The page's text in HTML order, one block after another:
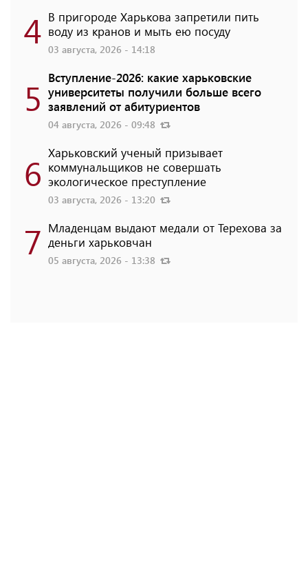
4 В пригороде Харькова запретили пить
воду из кранов и мыть ею посуду
03 августа, 2026 - 14:18
5 Вступление-2026: какие харьковские
университеты получили больше всего
заявлений от абитуриентов
04 августа, 2026 - 09:48
6 Харьковский ученый призывает
коммунальщиков не совершать
экологическое преступление
03 августа, 2026 - 13:20
7 Младенцам выдают медали от Терехова за
деньги харьковчан
05 августа, 2026 - 13:38